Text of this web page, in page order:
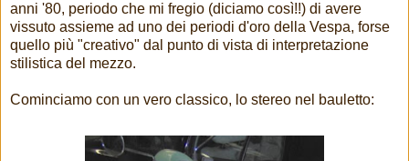
anni '80, periodo che mi fregio (diciamo così!!) di avere
vissuto assieme ad uno dei periodi d'oro della Vespa, forse
quello più "creativo" dal punto di vista di interpretazione
stilistica del mezzo.
Cominciamo con un vero classico, lo stereo nel bauletto: